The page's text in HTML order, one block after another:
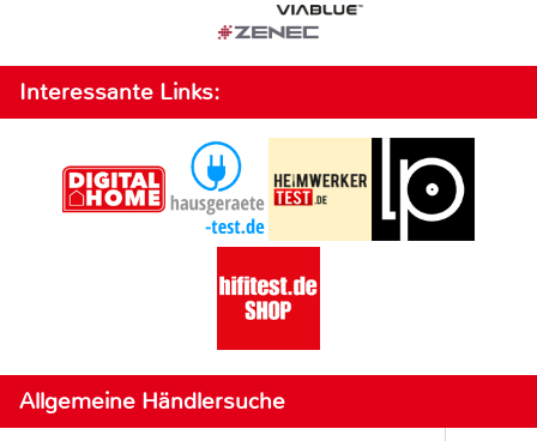
Interessante Links:
Allgemeine Händlersuche